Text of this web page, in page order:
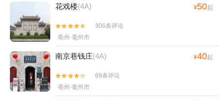
花戏楼(4A) ¥50起


306条评论
亳州·毫州市
南京巷钱庄(4A) ¥40起


69条评论
亳州·毫州市